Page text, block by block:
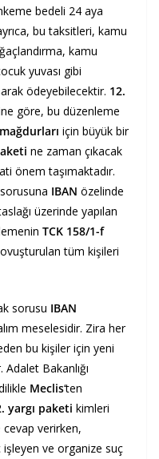
bedeli 24 aya
bu taksitleri, kamu
kamu
yuvası gibi
ödeyebilecektir. 12.
göre, bu düzenleme
için büyük bir
ne zaman çıkacak
önem taşımaktadır.
IBAN özelinde
üzerinde yapılan
TCK 158/1-f
tüm kişileri
sorusu IBAN
meselesidir. Zira her
bu kişiler için yeni
Bakanlığı
Meclis‘ten
yargı paketi kimleri
verirken,
işleyen ve organize suç